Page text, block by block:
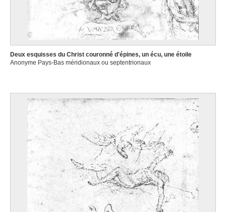
Deux esquisses du Christ couronné d'épines, un écu, une étoile
Anonyme Pays-Bas méridionaux ou septentrionaux